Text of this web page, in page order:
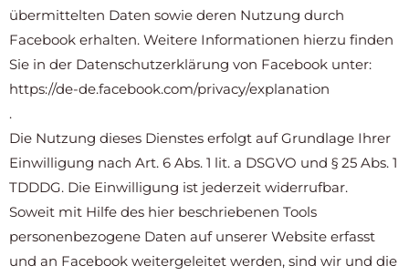
übermittelten Daten sowie deren Nutzung durch
Facebook erhalten. Weitere Informationen hierzu finden
Sie in der Datenschutzerklärung von Facebook unter:
https://de-de.facebook.com/privacy/explanation
.
Die Nutzung dieses Dienstes erfolgt auf Grundlage Ihrer
Einwilligung nach Art. 6 Abs. 1 lit. a DSGVO und § 25 Abs. 1
TDDDG. Die Einwilligung ist jederzeit widerrufbar.
Soweit mit Hilfe des hier beschriebenen Tools
personenbezogene Daten auf unserer Website erfasst
und an Facebook weitergeleitet werden, sind wir und die